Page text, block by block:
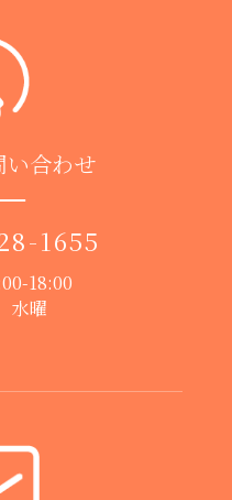
い合わせ
1655
18:00
曜